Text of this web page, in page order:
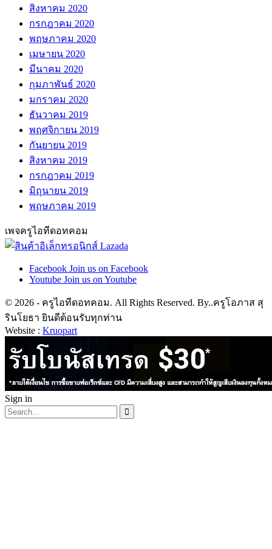
สิงหาคม 2020
กรกฎาคม 2020
พฤษภาคม 2020
เมษายน 2020
มีนาคม 2020
กุมภาพันธ์ 2020
มกราคม 2020
ธันวาคม 2019
พฤศจิกายน 2019
กันยายน 2019
สิงหาคม 2019
กรกฎาคม 2019
มิถุนายน 2019
พฤษภาคม 2019
เพจครูไอทีดอทคอม
Facebook Join us on Facebook
Youtube Join us on Youtube
© 2026 - ครูไอทีดอทคอม. All Rights Reserved. By..ครูโอภาส สุ
รินโยธา ยินดีต้อนรับทุกท่าน
Website : Kruopart
Sign in